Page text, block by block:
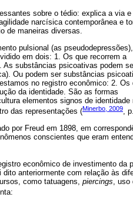
sobre o tédio: explica a via e
narcísica contemporânea e
de maneiras diversas.
pulsional (as
em dois: 1. Os que recorrem a
substâncias psicoativas podem
Ou podem ser substâncias
no registro econômico: 2. Os
da identidade. São as formas
elementos signos de identidade
das representações (Minerbo, 2009,
por Freud em 1898, em
conscientes que eram
econômico de investimento da
anteriormente com relação às
como tatuagens, piercings, uso